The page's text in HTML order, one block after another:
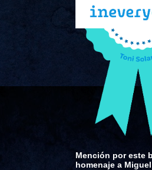
Mención por este
homenaje a